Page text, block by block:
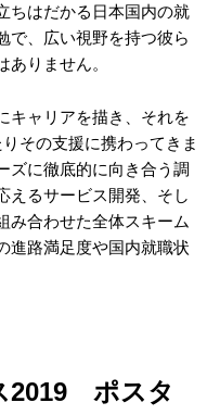
ちはだかる日本国内の就
で、広い視野を持つ彼ら
りません。
キャリアを描き、それを
その支援に携わってきま
ズに徹底的に向き合う調
えるサービス開発、そし
み合わせた全体スキーム
進路満足度や国内就職状
2019 ポスタ